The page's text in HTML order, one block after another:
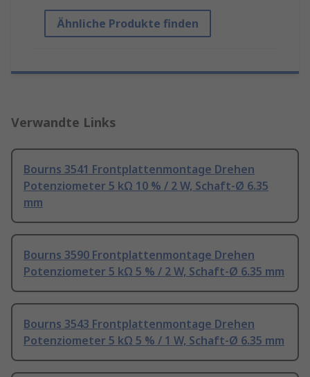
Ähnliche Produkte finden
Verwandte Links
Bourns 3541 Frontplattenmontage Drehen
Potenziometer 5 kΩ 10 % / 2 W, Schaft-Ø 6.35
mm
Bourns 3590 Frontplattenmontage Drehen
Potenziometer 5 kΩ 5 % / 2 W, Schaft-Ø 6.35 mm
Bourns 3543 Frontplattenmontage Drehen
Potenziometer 5 kΩ 5 % / 1 W, Schaft-Ø 6.35 mm